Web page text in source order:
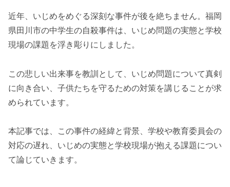
近年、いじめをめぐる深刻な事件が後を絶ちません。福岡
県田川市の中学生の自殺事件は、いじめ問題の実態と学校
現場の課題を浮き彫りにしました。
この悲しい出来事を教訓として、いじめ問題について真剣
に向き合い、子供たちを守るための対策を講じることが求
められています。
本記事では、この事件の経緯と背景、学校や教育委員会の
対応の遅れ、いじめの実態と学校現場が抱える課題につい
て論じていきます。